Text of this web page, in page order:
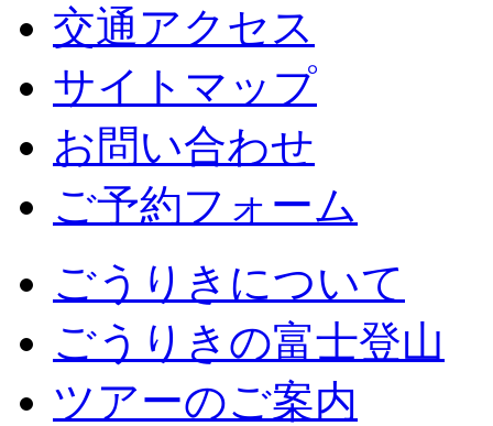
交通アクセス
サイトマップ
お問い合わせ
ご予約フォーム
ごうりきについて
ごうりきの富士登山
ツアーのご案内